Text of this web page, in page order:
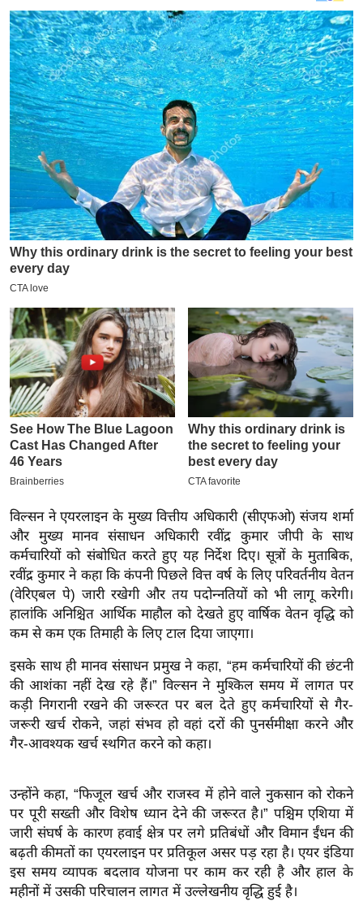
खे
ल
क्रि
के
ट
I
P
L
0
2
6
क्रा
इ
म
ई
-
पे
प
र
मि
सा
बे
मि
सा
ल
श
य
त
यं
ग
या
सा
हि
त्य
ज
विल्सन ने एयरलाइन के मुख्य वित्तीय अधिकारी (सीएफओ) संजय शर्मा
और मुख्य मानव संसाधन अधिकारी रवींद्र कुमार जीपी के साथ
कर्मचारियों को संबोधित करते हुए यह निर्देश दिए। सूत्रों के मुताबिक,
रवींद्र कुमार ने कहा कि कंपनी पिछले वित्त वर्ष के लिए परिवर्तनीय वेतन
(वेरिएबल पे) जारी रखेगी और तय पदोन्नतियों को भी लागू करेगी।
हालांकि अनिश्चित आर्थिक माहौल को देखते हुए वार्षिक वेतन वृद्धि को
कम से कम एक तिमाही के लिए टाल दिया जाएगा।
इसके साथ ही मानव संसाधन प्रमुख ने कहा, “हम कर्मचारियों की छंटनी
की आशंका नहीं देख रहे हैं।” विल्सन ने मुश्किल समय में लागत पर
कड़ी निगरानी रखने की जरूरत पर बल देते हुए कर्मचारियों से गैर-
जरूरी खर्च रोकने, जहां संभव हो वहां दरों की पुनर्समीक्षा करने और
गैर-आवश्यक खर्च स्थगित करने को कहा।
उन्होंने कहा, “फिजूल खर्च और राजस्व में होने वाले नुकसान को रोकने
पर पूरी सख्ती और विशेष ध्यान देने की जरूरत है।” पश्चिम एशिया में
जारी संघर्ष के कारण हवाई क्षेत्र पर लगे प्रतिबंधों और विमान ईंधन की
बढ़ती कीमतों का एयरलाइन पर प्रतिकूल असर पड़ रहा है। एयर इंडिया
इस समय व्यापक बदलाव योजना पर काम कर रही है और हाल के
महीनों में उसकी परिचालन लागत में उल्लेखनीय वृद्धि हुई है।